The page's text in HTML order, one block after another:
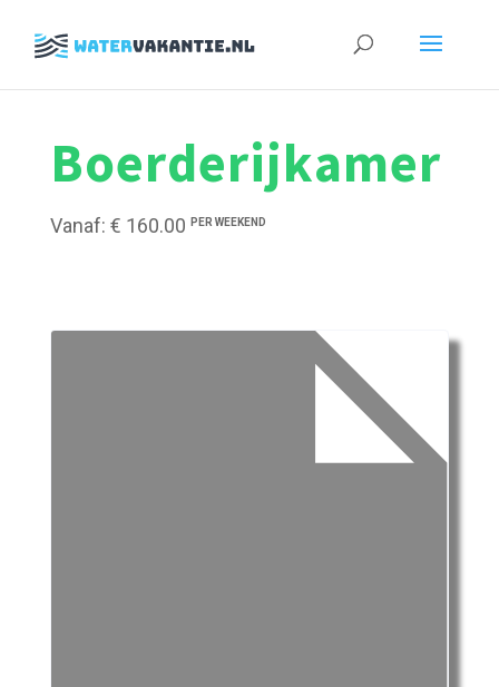
Zoeken
Boerderijkamer
Vanaf: € 160.00 PER WEEKEND